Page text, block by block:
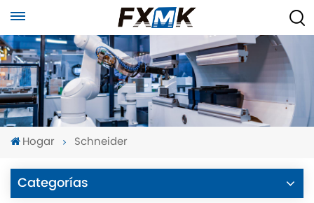
Hogar Schneider
Categorías